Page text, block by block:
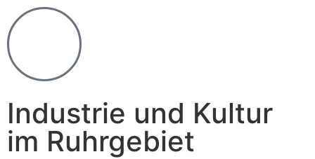
Industrie und Kultur
im Ruhrgebiet